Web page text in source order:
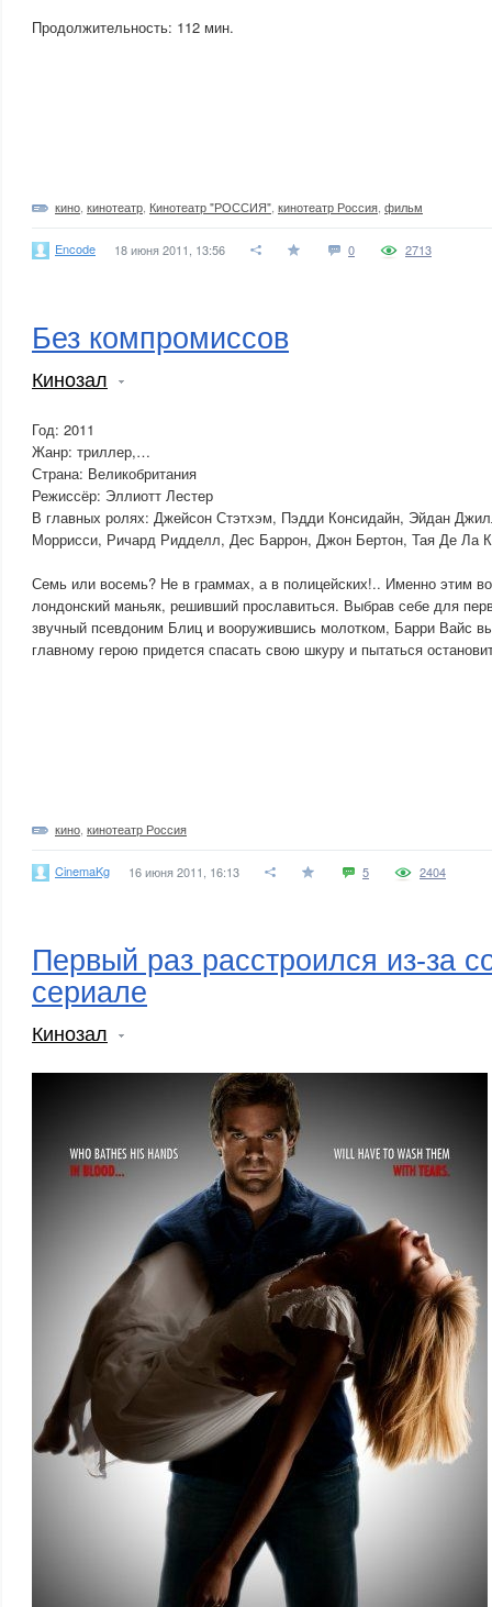
Продолжительность: 112 мин.
кино кинотеатр Кинотеатр "РОССИЯ" кинотеатр Россия фильм
Encode 18 июня 2011, 13:56 0 2713
Без компромиссов
Кинозал
Год: 2011
Жанр: триллер,…
Страна: Великобритания
Режиссёр: Эллиотт Лестер
В главных ролях: Джейсон Стэтхэм, Пэдди Консидайн, Эйдан
Моррисси, Ричард Ридделл, Дес Баррон, Джон Бертон, Тая Де Ла
Семь или восемь? Не в граммах, а в полицейских!.. Именно этим
лондонский маньяк, решивший прославиться. Выбрав себе для
звучный псевдоним Блиц и вооружившись молотком, Барри Вайс
главному герою придется спасать свою шкуру и пытаться
кино кинотеатр Россия
CinemaKg 16 июня 2011, 16:13 5 2404
Первый раз расстроился из-за
сериале
Кинозал